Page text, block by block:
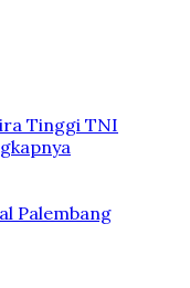
Tinggi TNI
Palembang